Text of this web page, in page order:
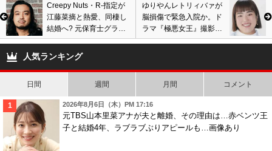
Creepy Nuts・R-指定が
江藤菜摘と熱愛、同棲し
結婚へ? 元保育士グラビ
アアイドルと真剣交際認
める。画像あり
ゆりやんレトリィバァが
脳損傷で緊急入院か。ド
ラマ『極悪女王』撮影で
トラブル、プロレスラー
人気ランキング
日間 週間 月間 コメント
2026年8月6日（木）PM 17:16
元TBS山本里菜アナが夫と離婚、その理由は…赤ベンツ王
子と結婚4年、ラブラブぶりアピールも…画像あり